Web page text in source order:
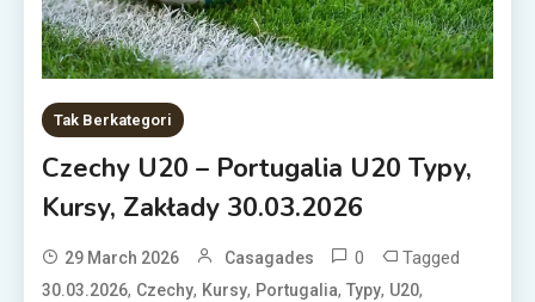
Tak Berkategori
Czechy U20 – Portugalia U20 Typy,
Kursy, Zakłady 30.03.2026
29 March 2026 Casagades 0 Tagged
30.03.2026, Czechy, Kursy, Portugalia,Typy, U20,